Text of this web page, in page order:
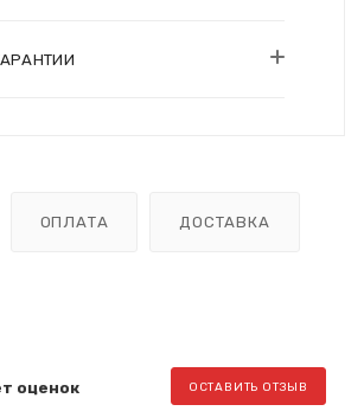
ОПЛАТА ДОСТАВКА
оценок ОСТАВИТЬ ОТЗЫВ